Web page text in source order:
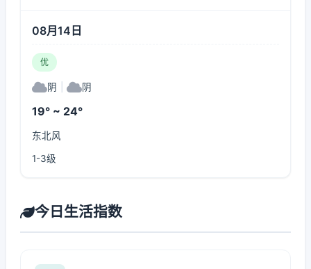
08月14日
优
阴 阴
19° ~ 24°
东北风
1-3级
今日生活指数